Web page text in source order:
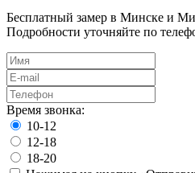
Бесплатный замер в Минске и
Подробности уточняйте по
Время звонка:
10-12
12-18
18-20